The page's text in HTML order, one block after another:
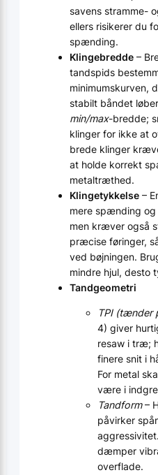
savens stramme-
ellers risikerer du
spænding.
Klingebredde –
tandspids
minimumskurven,
stabilt båndet
min/max-bredde;
klinger for ikke at
brede klinger
at holde korrekt
metaltræthed.
Klingetykkelse –
mere spænding og
men kræver også
præcise føringer,
ved bøjningen.
mindre hjul, desto
Tandgeometri
TPI (tænder
4) giver
resaw i træ;
finere snit i
For metal
være i
Tandform–
påvirker
dæmper
overflade.